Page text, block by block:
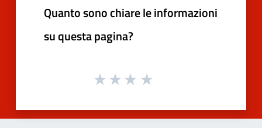
Quanto sono chiare le informazioni
su questa pagina?